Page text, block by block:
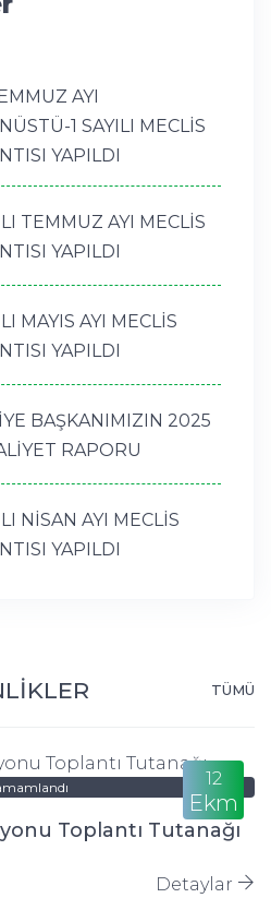
AYI
1 SAYILI MECLİS
YAPILDI
TEMMUZ AYI MECLİS
YAPILDI
MAYIS AYI MECLİS
YAPILDI
BAŞKANIMIZIN 2025
RAPORU
NİSAN AYI MECLİS
YAPILDI
TÜMÜ
12
Ekm
Toplantı Tutanağı
Detaylar